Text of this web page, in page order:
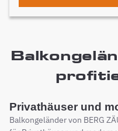
Privathäuser und
Balkongeländer von BERG